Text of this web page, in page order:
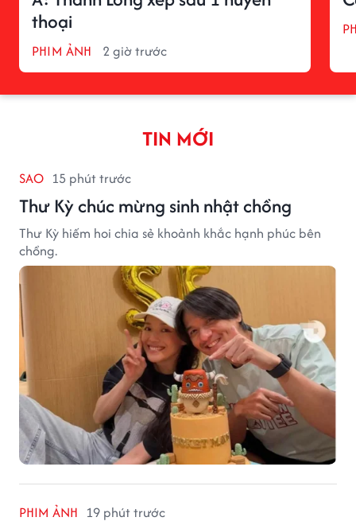
thoại
PHIM ẢNH 2 giờ trước
TIN MỚI
SAO 15 phút trước
Thư Kỳ chúc mừng sinh nhật chồng
Thư Kỳ hiếm hoi chia sẻ khoảnh khắc hạnh phúc bên
chồng.
PHIM ẢNH 19 phút trước